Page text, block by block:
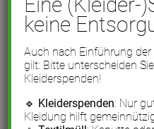
keine
Auch nach Einführung
gilt: Bitte unterscheiden
Kleiderspenden!
🔹 Kleiderspenden: Nur
Kleidung hilft